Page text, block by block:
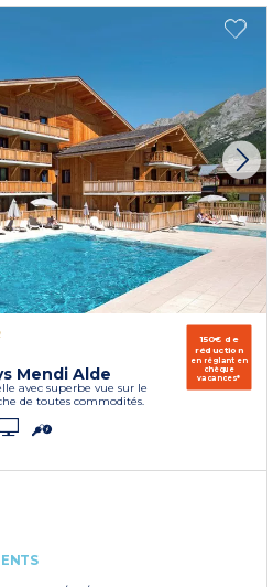
Mendi Alde
avec superbe vue sur le
de toutes commodités.
150€ de
réduction
en réglant en
chèque
vacances*